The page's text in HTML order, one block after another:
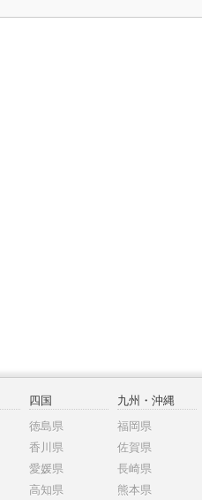
四国
徳島県
香川県
愛媛県
高知県
九州・沖縄
福岡県
佐賀県
長崎県
熊本県